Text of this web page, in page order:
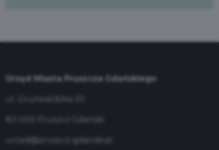
Urząd Miasta Pruszcza Gdańskiego
urzad@pruszcz-gdanski.pl